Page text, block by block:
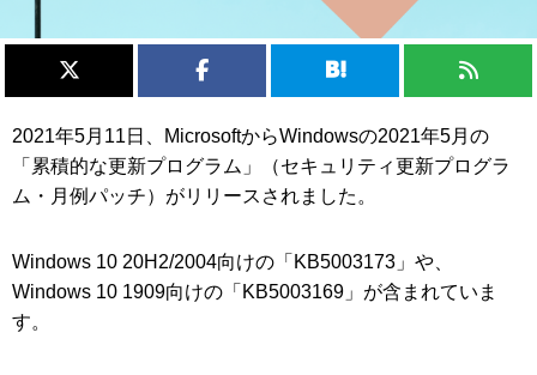
2021年5月11日、MicrosoftからWindowsの2021年5月の
「累積的な更新プログラム」（セキュリティ更新プログラ
ム・月例パッチ）がリリースされました。
Windows 10 20H2/2004向けの「KB5003173」や、
Windows 10 1909向けの「KB5003169」が含まれていま
す。